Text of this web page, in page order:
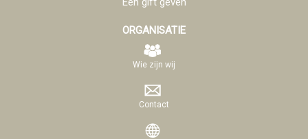
ORGANISATIE
Wie zijn wij
Contact